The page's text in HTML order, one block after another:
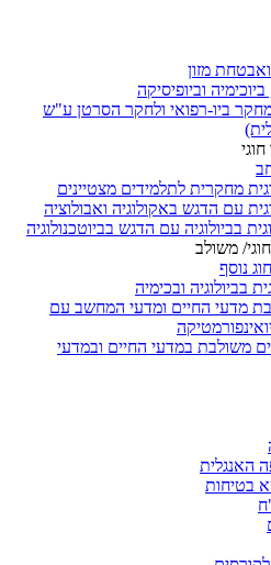
מזון
ביוכימיה וביופיסיקה
ביו-רפואי ולחקר הסרטן ע"ש
מחקרית לתלמידים מצטיינים
עם הדגש באקולוגיה ואבולוציה
בביולוגיה עם הדגש בביוטכנולוגיה
משולב
נוסף
בביולוגיה ובכימיה
מדעי החיים ומדעי המחשב עם
משולבת במדעי החיים ובמדעי
האנגלית
בטיחות